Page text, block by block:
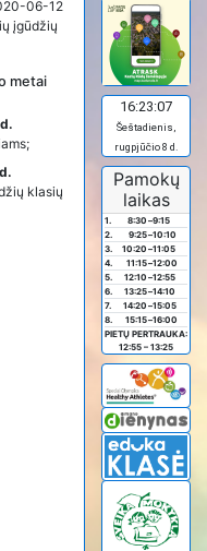
06-12
įgūdžių
metai
klasių
16:23:07
Šeštadienis,
rugpjūčio 8 d.
Pamokų
laikas
1. 8:30 –9:15
2.
9:25–10:10
3.
10:20 –11:05
4.
11:15–12:00
5.
12:10 –12:55
6.
13:25–14:10
7.
14:20 –15:05
8.
15:15–16:00
PIETŲ PERTRAUKA:
12:55 – 13:25